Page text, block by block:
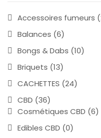
Accessoires fumeurs
Balances (6)
Bongs & Dabs (10)
Briquets (13)
CACHETTES (24)
CBD (36)
Cosmétiques CBD (6)
Edibles CBD (0)